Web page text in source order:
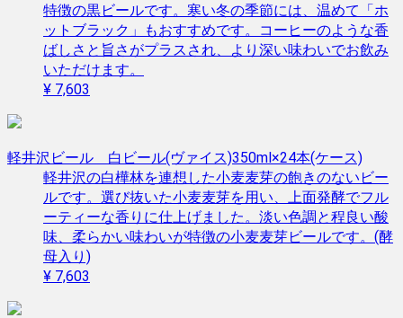
特徴の黒ビールです。寒い冬の季節には、温めて「ホ
ットブラック」もおすすめです。コーヒーのような香
ばしさと旨さがプラスされ、より深い味わいでお飲み
いただけます。
¥ 7,603
軽井沢ビール 白ビール(ヴァイス)350ml×24本(ケース)
軽井沢の白樺林を連想した小麦麦芽の飽きのないビー
ルです。選び抜いた小麦麦芽を用い、上面発酵でフル
ーティーな香りに仕上げました。淡い色調と程良い酸
味、柔らかい味わいが特徴の小麦麦芽ビールです。(酵
母入り)
¥ 7,603